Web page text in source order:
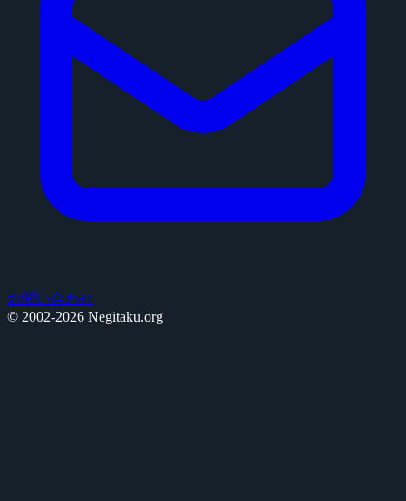
お問い合わせ
© 2002-2026 Negitaku.org